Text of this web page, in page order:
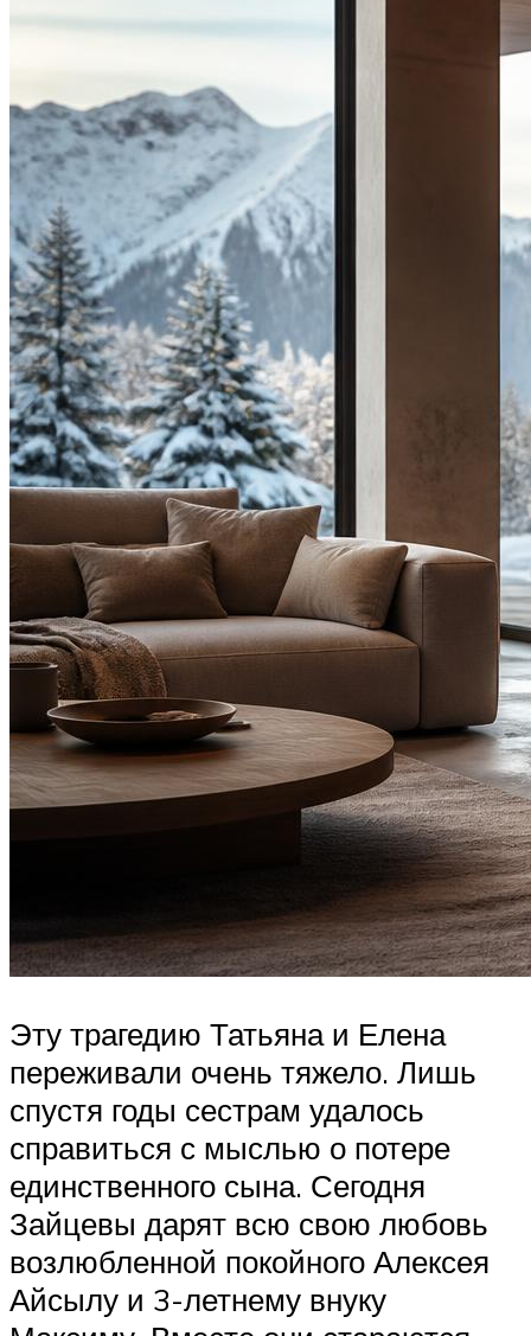
Эту трагедию Татьяна и Елена
переживали очень тяжело. Лишь
спустя годы сестрам удалось
справиться с мыслью о потере
единственного сына. Сегодня
Зайцевы дарят всю свою любовь
возлюбленной покойного Алексея
Айсылу и 3-летнему внуку